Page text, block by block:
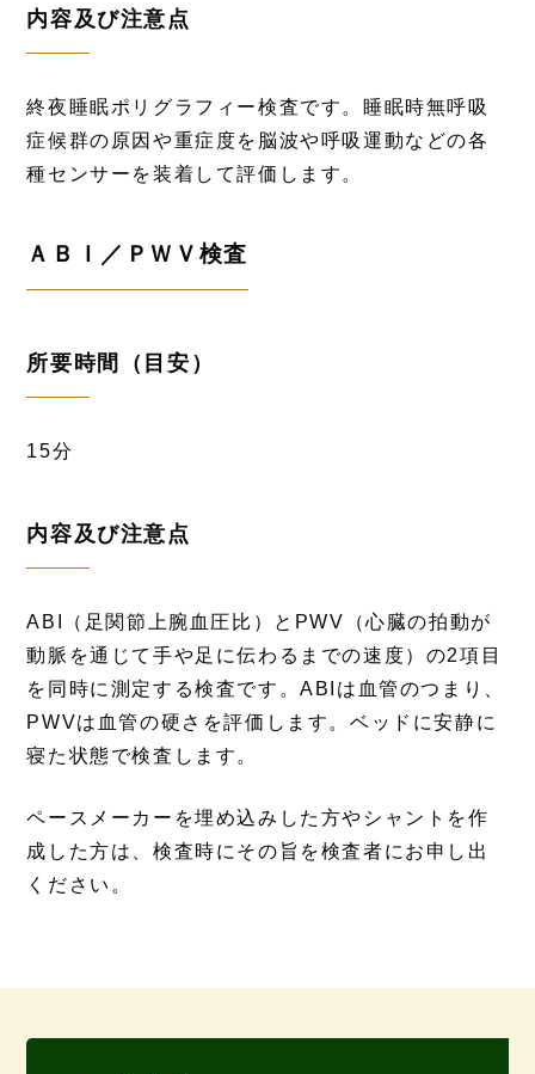
内容及び注意点
終夜睡眠ポリグラフィー検査です。睡眠時無呼吸
症候群の原因や重症度を脳波や呼吸運動などの各
種センサーを装着して評価します。
ＡＢＩ／ＰＷＶ検査
所要時間（目安）
15分
内容及び注意点
ABI（足関節上腕血圧比）とPWV（心臓の拍動が
動脈を通じて手や足に伝わるまでの速度）の2項目
を同時に測定する検査です。ABIは血管のつまり、
PWVは血管の硬さを評価します。ベッドに安静に
寝た状態で検査します。
ペースメーカーを埋め込みした方やシャントを作
成した方は、検査時にその旨を検査者にお申し出
ください。